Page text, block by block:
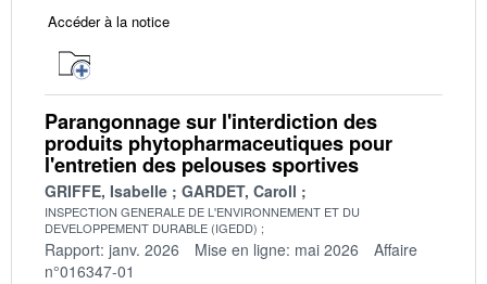
Accéder à la notice
Parangonnage sur l'interdiction des
produits phytopharmaceutiques pour
l'entretien des pelouses sportives
GRIFFE, Isabelle GARDET, Caroll
INSPECTION GENERALE DE L'ENVIRONNEMENT ET DU
DEVELOPPEMENT DURABLE (IGEDD)
Rapport: janv. 2026 Mise en ligne: mai 2026
Affaire
n°016347-01